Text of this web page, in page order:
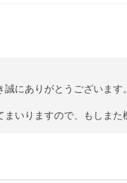
にありがとうございます。
いりますので、もしま